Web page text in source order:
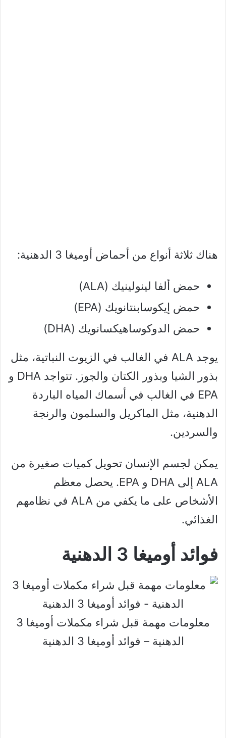
هناك ثلاثة أنواع من أحماض أوميغا 3 الدهنية:
حمض ألفا لينولينيك (ALA)
حمض إيكوسابنتانويك (EPA)
حمض الدوكوساهيكسانويك (DHA)
يوجد ALA في الغالب في الزيوت النباتية، مثل
بذور الشيا وبذور الكتان والجوز. تتواجد DHA و
EPA في الغالب في أسماك المياه الباردة
الدهنية، مثل الماكريل والسلمون والرنجة
والسردين.
يمكن لجسم الإنسان تحويل كميات صغيرة من
ALA إلى DHA و EPA. يحصل معظم
الأشخاص على ما يكفي من ALA في نظامهم
الغذائي.
فوائد أوميغا 3 الدهنية
معلومات مهمة قبل شراء مكملات أوميغا 3
الدهنية – فوائد أوميغا 3 الدهنية